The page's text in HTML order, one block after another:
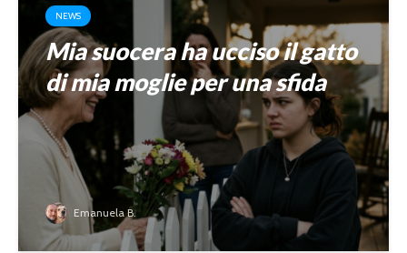
NEWS
Mia suocera ha ucciso il gatto
di mia moglie per una sfida
Emanuela B.